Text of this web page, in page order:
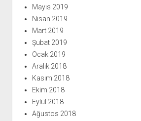
Mayıs 2019
Nisan 2019
Mart 2019
Şubat 2019
Ocak 2019
Aralık 2018
Kasım 2018
Ekim 2018
Eylül 2018
Ağustos 2018